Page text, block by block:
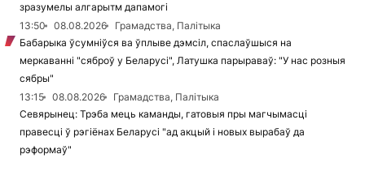
зразумелы алгарытм дапамогі
13:50
08.08.2026
Грамадства, Палітыка
Бабарыка ўсумніўся ва ўплыве дэмсіл, спаслаўшыся на
меркаванні "сяброў у Беларусі", Латушка парыраваў: "У нас розныя
сябры"
13:15
08.08.2026
Грамадства, Палітыка
Севярынец: Трэба мець каманды, гатовыя пры магчымасці
правесці ў рэгіёнах Беларусі "ад акцый і новых вырабаў да
рэформаў"